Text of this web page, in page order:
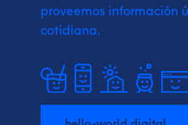
proveemos información
cotidiana.